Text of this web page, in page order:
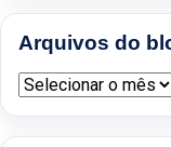
Arquivos do
Arquivos do blog